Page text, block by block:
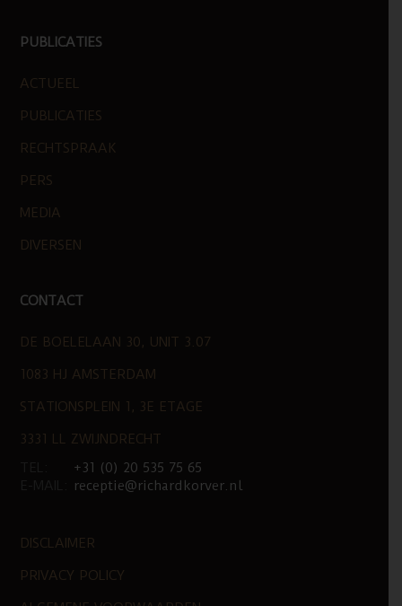
PUBLICATIES
ACTUEEL
PUBLICATIES
RECHTSPRAAK
PERS
MEDIA
DIVERSEN
CONTACT
DE BOELELAAN 30, UNIT 3.07
1083 HJ AMSTERDAM
STATIONSPLEIN 1, 3E ETAGE
3331 LL ZWIJNDRECHT
+31 (0) 20 535 75 65
receptie@richardkorver.nl
DISCLAIMER
PRIVACY POLICY